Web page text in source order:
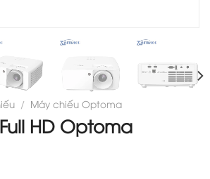
/ Máy chiếu Optoma
HD Optoma